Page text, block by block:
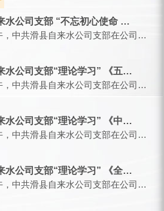
中共滑县自来水公司支部 “不忘初心使命 传承红色基因”主题党...
7月27日上午，中共滑县自来水公司支部在公司大会议室召开会议，组织开展“不忘初心使命 传承红色...
中共滑县自来水公司支部“理论学习” 《五起政绩观偏差典型案件...
7月24日上午，中共滑县自来水公司支部在公司大会议室召开会议，组织开展“理论学习”...
中共滑县自来水公司支部“理论学习” 《中央党的建设工作领导小...
7月17日上午，中共滑县自来水公司支部在公司大会议室召开会议，组织开展“理论学习”...
中共滑县自来水公司支部“理论学习” 《全省树立和践行正确政绩...
7月10日上午，中共滑县自来水公司支部在公司大会议室召开会议，组织开展“理论学习”...